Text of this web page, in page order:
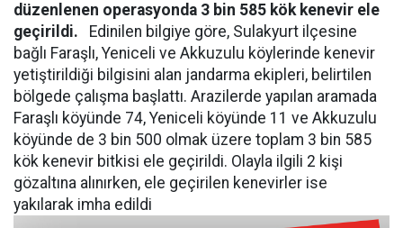
düzenlenen operasyonda 3 bin 585 kök kenevir ele
geçirildi. Edinilen bilgiye göre, Sulakyurt ilçesine
bağlı Faraşlı, Yeniceli ve Akkuzulu köylerinde kenevir
yetiştirildiği bilgisini alan jandarma ekipleri, belirtilen
bölgede çalışma başlattı. Arazilerde yapılan aramada
Faraşlı köyünde 74, Yeniceli köyünde 11 ve Akkuzulu
köyünde de 3 bin 500 olmak üzere toplam 3 bin 585
kök kenevir bitkisi ele geçirildi. Olayla ilgili 2 kişi
gözaltına alınırken, ele geçirilen kenevirler ise
yakılarak imha edildi